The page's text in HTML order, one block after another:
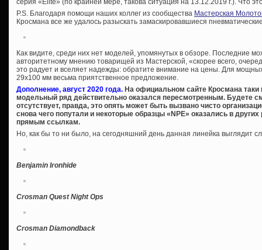
P.S. Благодаря помощи наших коллег из сообщества Мастерская
Кросмана все же удалось разыскать замаскировавшиеся
Как видите, среди них нет моделей, упомянутых в обзоре. Последние
авторитетному мнению товарищей из Мастерской, «скорее всего,
это радует и вселяет надежды: обратите внимание на цены. Для
29х100 мм весьма приятственное предложение.
Дополнение, август 2020 года. На официальном сайте Кросмана
модельный ряд действительно оказался пересмотренным. Будете
отсутствует, правда, это опять может быть вызвано чисто
снова чего попутали и некоторые образцы «NPE» оказались в
прямым ссылкам.
Но, как бы то ни было, на сегодняшний день данная линейка выглядит
Benjamin Ironhide
Crosman Quest Night Ops
Crosman Diamondback